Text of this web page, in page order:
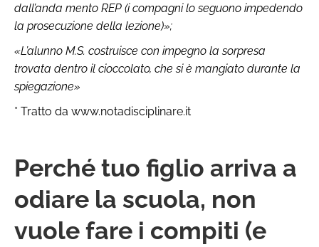
dall’anda mento REP (i compagni lo seguono impedendo
la prosecuzione della lezione)»;
«L’alunno M.S. costruisce con impegno la sorpresa
trovata dentro il cioccolato, che si è mangiato durante la
spiegazione»
* Tratto da www.notadisciplinare.it
Perché tuo figlio arriva a
odiare la scuola, non
vuole fare i compiti (e